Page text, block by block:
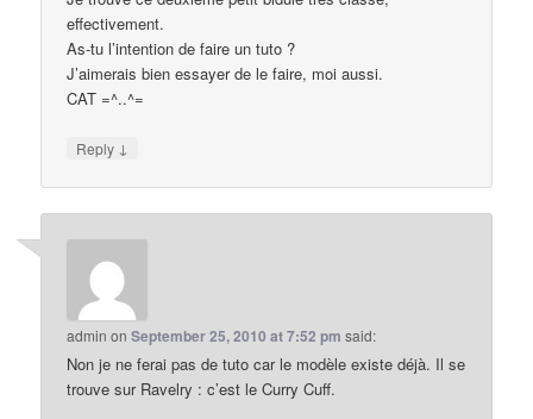
effectivement.
As-tu l’intention de faire un tuto ?
J’aimerais bien essayer de le faire, moi aussi.
CAT =^..^=
Reply ↓
admin onSeptember 25, 2010 at 7:52 pm said:
Non je ne ferai pas de tuto car le modèle existe déjà. Il se
trouve sur Ravelry : c’est le Curry Cuff.